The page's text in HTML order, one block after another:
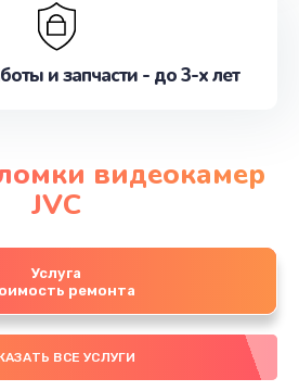
и запчасти - до 3-х лет
видеокамер
JVC
Услуга
ремонта
ВСЕ УСЛУГИ